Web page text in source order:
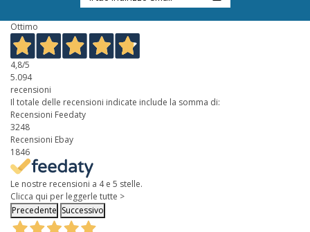
Ottimo
4,8/5
5.094
recensioni
Il totale delle recensioni indicate include la somma di:
Recensioni Feedaty
3248
Recensioni Ebay
1846
Le nostre recensioni a 4 e 5 stelle.
Clicca qui per leggerle tutte >
Precedente Successivo